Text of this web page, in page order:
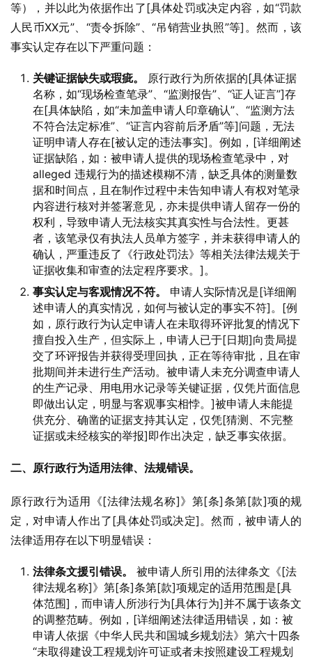
等），并以此为依据作出了[具体处罚或决定内容，如“罚款
人民币XX元”、“责令拆除”、“吊销营业执照”等]。然而，该
事实认定存在以下严重问题：
关键证据缺失或瑕疵。
原行政行为所依据的[具体证据
名称，如“现场检查笔录”、“监测报告”、“证人证言”]存
在[具体缺陷，如“未加盖申请人印章确认”、“监测方法
不符合法定标准”、“证言内容前后矛盾”等]问题，无法
证明申请人存在[被认定的违法事实]。例如，[详细阐述
证据缺陷，如：被申请人提供的现场检查笔录中，对
alleged 违规行为的描述模糊不清，缺乏具体的测量数
据和时间点，且在制作过程中未告知申请人有权对笔录
内容进行核对并签署意见，亦未提供申请人留存一份的
权利，导致申请人无法核实其真实性与合法性。更甚
者，该笔录仅有执法人员单方签字，并未获得申请人的
确认，严重违反了《行政处罚法》等相关法律法规关于
证据收集和审查的法定程序要求。]。
事实认定与客观情况不符。
申请人实际情况是[详细阐
述申请人的真实情况，如何与被认定的事实不符]。[例
如，原行政行为认定申请人在未取得环评批复的情况下
擅自投入生产，但实际上，申请人已于[日期]向贵局提
交了环评报告并获得受理回执，正在等待审批，且在审
批期间并未进行生产活动。被申请人未充分调查申请人
的生产记录、用电用水记录等关键证据，仅凭片面信息
即做出认定，明显与客观事实相悖。]被申请人未能提
供充分、确凿的证据支持其认定，仅凭[猜测、不完整
证据或未经核实的举报]即作出决定，缺乏事实依据。
二、原行政行为适用法律、法规错误。
原行政行为适用《[法律法规名称]》第[条]条第[款]项的规
定，对申请人作出了[具体处罚或决定]。然而，被申请人的
法律适用存在以下明显错误：
法律条文援引错误。
被申请人所引用的法律条文《[法
律法规名称]》第[条]条第[款]项规定的适用范围是[具
体范围]，而申请人所涉行为[具体行为]并不属于该条文
的调整范畴。例如，[详细阐述法律适用错误，如：被
申请人依据《中华人民共和国城乡规划法》第六十四条
“未取得建设工程规划许可证或者未按照建设工程规划